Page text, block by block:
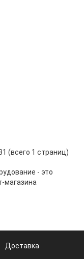
(всего 1 страниц)
- это
магазина
Доставка